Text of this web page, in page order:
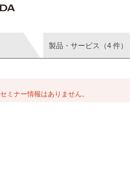
製品・サービス（4 件）
ミナー情報はありません。